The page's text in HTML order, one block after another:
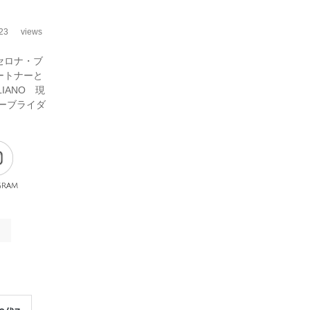
views
ロナ・ブ
ナーと
現
ブライダ